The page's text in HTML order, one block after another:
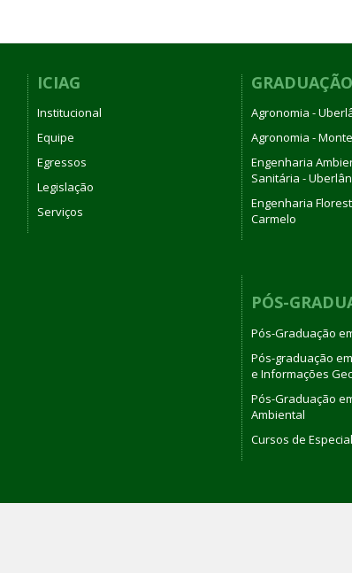
ICIAG
Institucional
Equipe
Egressos
Legislação
Serviços
GRADUAÇÃO
Agronomia -
Agronomia -
Engenharia
Sanitária -
Engenharia
Carmelo
PÓS-
Pós-Graduação
Pós-graduação
e Informações
Pós-Graduação
Ambiental
Cursos de